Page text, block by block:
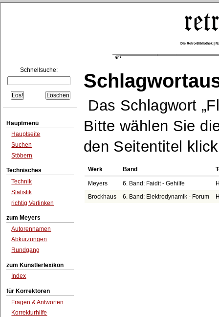
Die Retro-Bibliothek |
Schnellsuche:
Hauptmenü
Hauptseite
Suchen
Stöbern
Technisches
Technik
Statistik
richtig Verlinken
zum Meyers
Autorennamen
Abkürzungen
Rundgang
zum Künstlerlexikon
Index
für Korrektoren
Fragen & Antworten
Korrekturhilfe
Das Schlagwort
Bitte wählen Sie
den Seitentitel
Werk Band
Meyers 6. Band: Faidit - Gehilfe
Brockhaus
6. Band: Elektrodynamik - Forum